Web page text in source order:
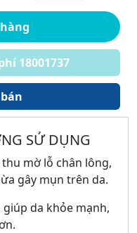
18001737
SỬ DỤNG
mờ lỗ chân lông,
gây mụn trên da.
giúp da khỏe mạnh,